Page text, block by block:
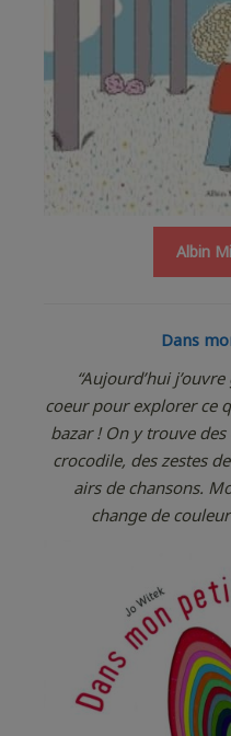
Albin
Dans
“Aujourd’hui
coeur pour explorer ce
bazar ! On y trouve
crocodile, des zestes
airs de chansons.
change de